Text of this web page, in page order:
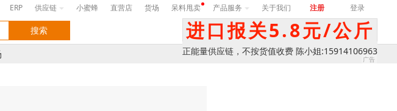
ERP 供应链 小蜜蜂 直营店 货场 呆料甩卖 产品服务 关于我们 注册 登录
进口报关5.8元/公斤
正能量供应链，不按货值收费 陈小姐:15914106963